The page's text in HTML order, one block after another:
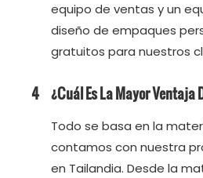
equipo de ventas y un
diseño de empaques
gratuitos para nuestros
4 ¿Cuál Es La Mayor Ventaja
Todo se basa en la
contamos con nuestra
en Tailandia. Desde la